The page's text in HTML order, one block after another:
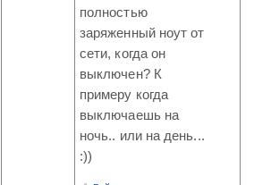
полностью
заряженный ноут от
сети, когда он
выключен? К
примеру когда
выключаешь на
ночь.. или на день...
:))